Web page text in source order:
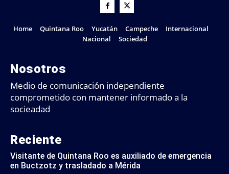
Home Quintana Roo Yucatán Campeche
Internacional
Nacional
Sociedad
Nosotros
Medio de comunicación independiente
comprometido con mantener informado a la
socieadad
Reciente
Visitante de Quintana Roo es auxiliado de emergencia
en Buctzotz y trasladado a Mérida